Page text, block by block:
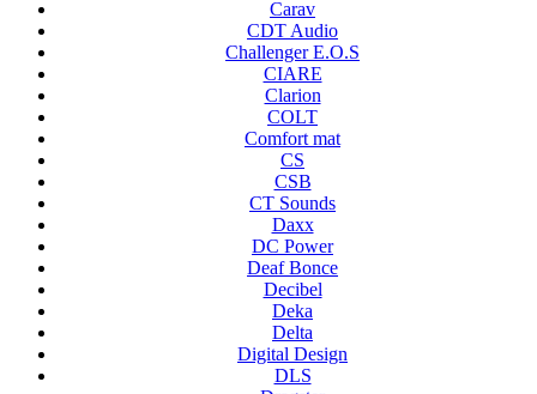
Carav
CDT Audio
Challenger E.O.S
CIARE
Clarion
COLT
Comfort mat
CS
CSB
CT Sounds
Daxx
DC Power
Deaf Bonce
Decibel
Deka
Delta
Digital Design
DLS